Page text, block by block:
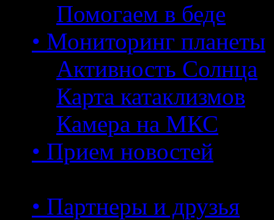
Помогаем в беде
• Мониторинг планеты
Активность Солнца
Карта катаклизмов
Камера на МКС
• Прием новостей
• Партнеры и друзья